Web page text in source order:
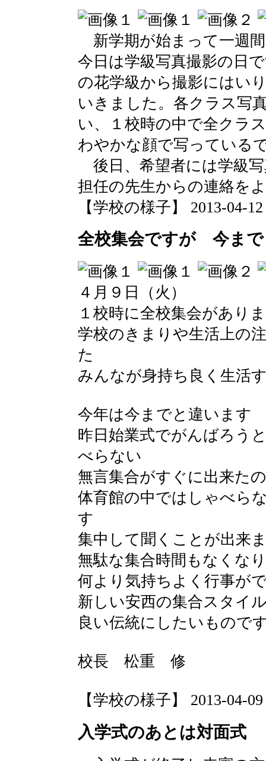
新学期が始まって一週
今日は学級写真撮影の日
の花学級から撮影にはい
いきました。各クラス写
い、１校時の中で全クラ
わやかな顔で写っている
後日、希望者には学級
担任の先生からの連絡を
【学校の様子】 2013-04-
全校集会ですが 今まで
４月９日（火）
１校時に全校集会があり
学校のきまりや生活上の
た
みんなが身持ち良く生活
今年は今までと違います
昨日始業式でがんばろう
べらない
無言集合がすぐに出来た
体育館の中ではしゃべら
す
集中して聞くことが出来
無駄な集合時間もなくな
何より気持ちよく行事が
新しい安西の集合スタイ
良い伝統にしたいもので
校長 松重 修
【学校の様子】 2013-04-
入学式のあとは対面式